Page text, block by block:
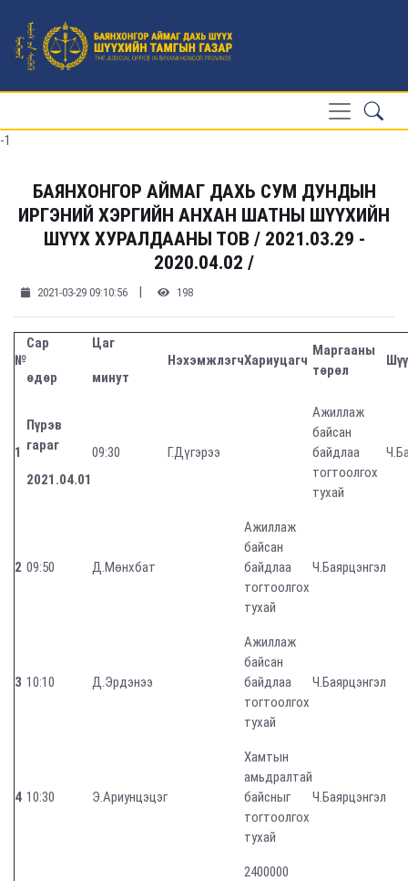
-1
БАЯНХОНГОР АЙМАГ ДАХЬ СУМ ДУНДЫН
ИРГЭНИЙ ХЭРГИЙН АНХАН ШАТНЫ ШҮҮХИЙН
ШҮҮХ ХУРАЛДААНЫ ТОВ / 2021.03.29 -
2020.04.02 /
2021-03-29 09:10:56 | 198
№
Сар
өдөр
Цаг
минут
НэхэмжлэгчХариуцагч
Маргааны
төрөл
1
Пүрэв
гараг
2021.04.01
09:30 Г.Дүгэрээ
Ажиллаж
байсан
байдлаа
тогтоолгох
тухай
2 09:50 Д.Мөнхбат
Ажиллаж
байсан
байдлаа
тогтоолгох
тухай
Ч.Баярцэнгэл
3 10:10 Д.Эрдэнээ
Ажиллаж
байсан
байдлаа
тогтоолгох
тухай
Ч.Баярцэнгэл
4 10:30 Э.Ариунцэцэг
Хамтын
амьдралтай
байсныг
тогтоолгох
тухай
Ч.Баярцэнгэл
2400000